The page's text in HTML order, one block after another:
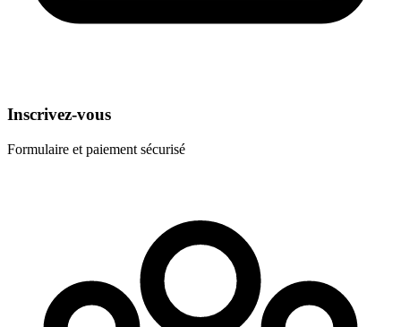
Inscrivez-vous
Formulaire et paiement sécurisé